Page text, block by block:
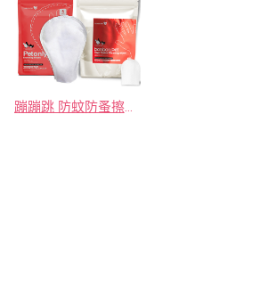
蹦蹦跳 防蚊防蚤擦澡手套/植萃去淚痕清潔指套